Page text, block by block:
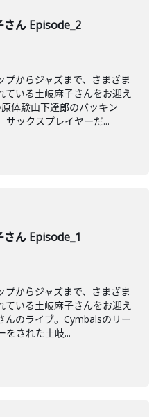
さん Episode_2
からジャズまで、さまざま
ている土岐麻子さんをお迎え
体験山下達郎のバッキン
サックスプレイヤーだ...
ん Episode_1
からジャズまで、さまざま
ている土岐麻子さんをお迎え
んのライブ。Cymbalsのリー
をされた土岐...